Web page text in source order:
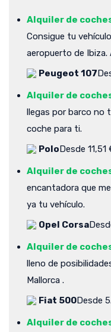
Alquiler de
Consigue tu
aeropuerto de
Peugeot 107
Alquiler de
llegas por barco no
coche para ti.
PoloDesde
Alquiler de
encantadora que
ya tu vehículo.
Opel Corsa
Alquiler de
lleno de
Mallorca .
Fiat 500Desde
Alquiler de